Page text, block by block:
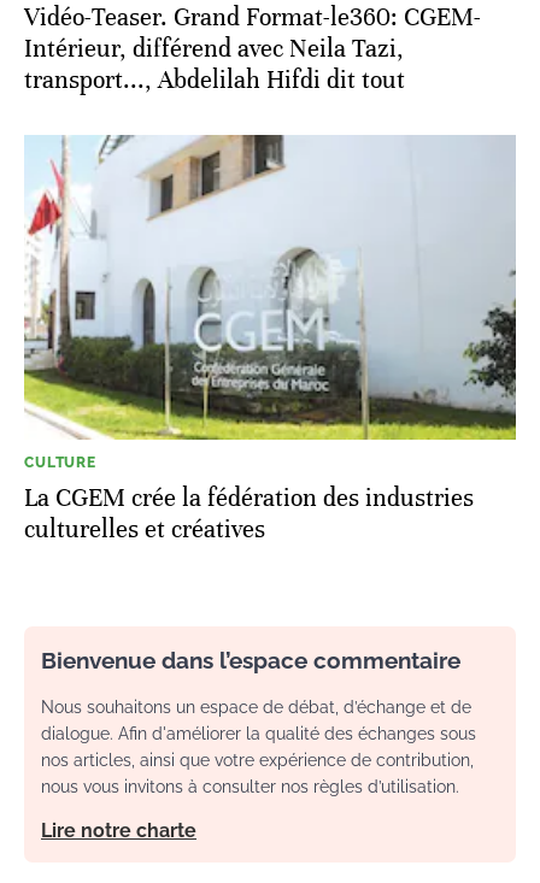
Vidéo-Teaser. Grand Format-le360: CGEM-
Intérieur, différend avec Neila Tazi,
transport..., Abdelilah Hifdi dit tout
CULTURE
La CGEM crée la fédération des industries
culturelles et créatives
Bienvenue dans l’espace commentaire
Nous souhaitons un espace de débat, d’échange et de
dialogue. Afin d'améliorer la qualité des échanges sous
nos articles, ainsi que votre expérience de contribution,
nous vous invitons à consulter nos règles d’utilisation.
Lire notre charte